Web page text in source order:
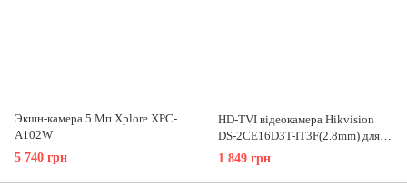
Экшн-камера 5 Мп Xplore XPC-
A102W
5 740 грн
HD-TVI відеокамера Hikvision
DS-2CE16D3T-IT3F(2.8mm) для
системи відеонагляду
1 849 грн